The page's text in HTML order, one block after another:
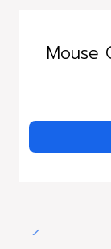
Mouse